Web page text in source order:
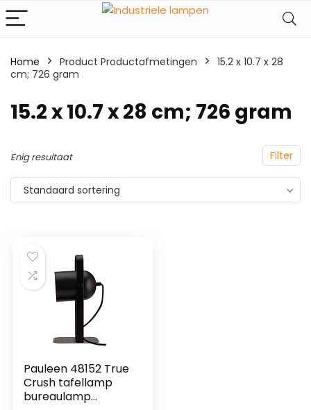
Home Product Productafmetingen
‎15.2 x 10.7 x 28
cm; 726 gram
‎15.2 x 10.7 x 28 cm; 726 gram
Filter
Enig resultaat
Standaard sortering
Pauleen 48152 True
Crush tafellamp
bureaulamp